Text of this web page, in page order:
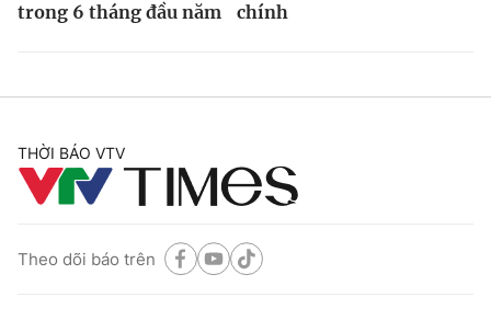
trong 6 tháng đầu năm
chính
THỜI BÁO VTV
Theo dõi báo trên